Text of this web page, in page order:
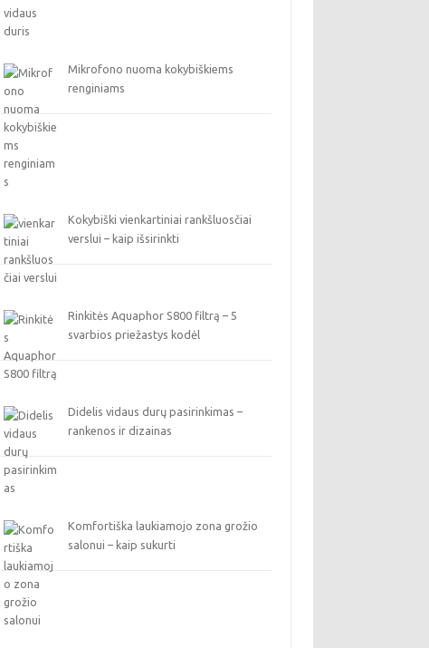
Mikrofono nuoma kokybiškiems
renginiams
Kokybiški vienkartiniai rankšluosčiai
verslui – kaip išsirinkti
Rinkitės Aquaphor S800 filtrą – 5
svarbios priežastys kodėl
Didelis vidaus durų pasirinkimas –
rankenos ir dizainas
Komfortiška laukiamojo zona grožio
salonui – kaip sukurti